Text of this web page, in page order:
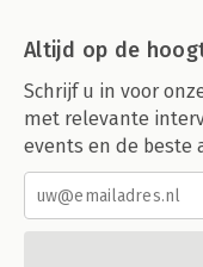
Altijd op de
Schrijf u in voor
met relevante
events en de beste